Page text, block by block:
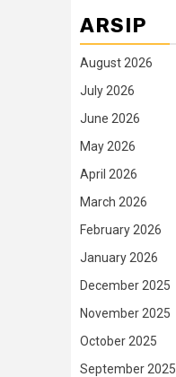
ARSIP
August 2026
July 2026
June 2026
May 2026
April 2026
March 2026
February 2026
January 2026
December 2025
November 2025
October 2025
September 2025